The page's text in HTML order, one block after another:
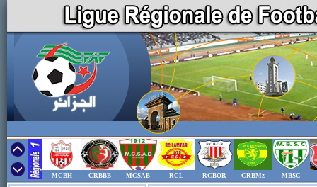
MCBH CRBBB MCSAB RCL RCBOR CRBMz MBSC